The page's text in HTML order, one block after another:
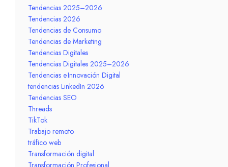
Tendencias 2025–2026
Tendencias 2026
Tendencias de Consumo
Tendencias de Marketing
Tendencias Digitales
Tendencias Digitales 2025–2026
Tendencias e Innovación Digital
tendencias LinkedIn 2026
Tendencias SEO
Threads
TikTok
Trabajo remoto
tráfico web
Transformación digital
Transformación Profesional